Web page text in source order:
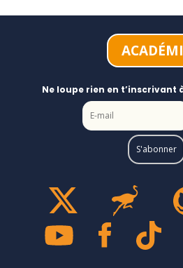
Ne loupe rien en t’inscrivant